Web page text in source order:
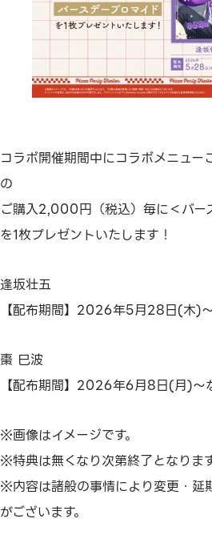
コラボ開催期間中にコラボメニュー
の
ご購入2,000円（税込）毎に＜バー
を1枚プレゼントいたします！
逢坂壮五
【配布期間】2026年5月28日(木)
棗 巳波
【配布期間】2026年6月8日(月)～
※画像はイメージです。
※特典は無くなり次第終了となります
※内容は諸般の事情により変更・延
がございます。